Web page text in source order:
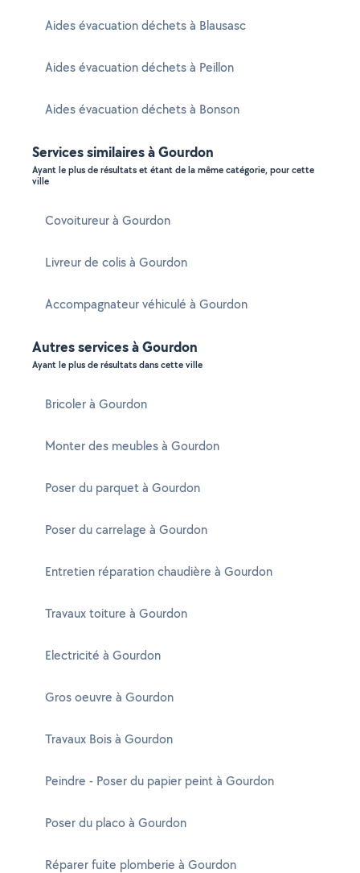
Aides évacuation déchets à Blausasc
Aides évacuation déchets à Peillon
Aides évacuation déchets à Bonson
Services similaires à Gourdon
Ayant le plus de résultats et étant de la même catégorie, pour cette
ville
Covoitureur à Gourdon
Livreur de colis à Gourdon
Accompagnateur véhiculé à Gourdon
Autres services à Gourdon
Ayant le plus de résultats dans cette ville
Bricoler à Gourdon
Monter des meubles à Gourdon
Poser du parquet à Gourdon
Poser du carrelage à Gourdon
Entretien réparation chaudière à Gourdon
Travaux toiture à Gourdon
Electricité à Gourdon
Gros oeuvre à Gourdon
Travaux Bois à Gourdon
Peindre - Poser du papier peint à Gourdon
Poser du placo à Gourdon
Réparer fuite plomberie à Gourdon